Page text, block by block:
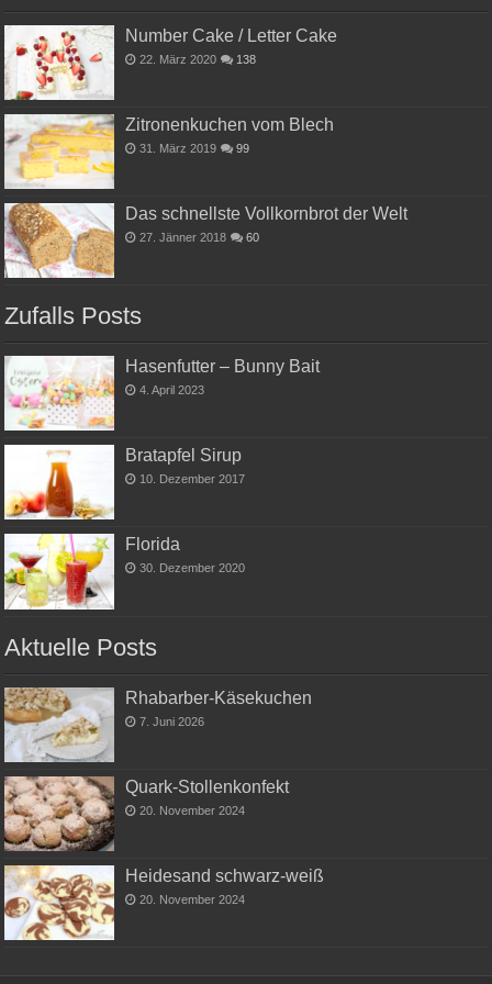
Number Cake / Letter Cake
22. März 2020 138
Zitronenkuchen vom Blech
31. März 2019 99
Das schnellste Vollkornbrot der Welt
27. Jänner 2018 60
Zufalls Posts
Hasenfutter – Bunny Bait
4. April 2023
Bratapfel Sirup
10. Dezember 2017
Florida
30. Dezember 2020
Aktuelle Posts
Rhabarber-Käsekuchen
7. Juni 2026
Quark-Stollenkonfekt
20. November 2024
Heidesand schwarz-weiß
20. November 2024